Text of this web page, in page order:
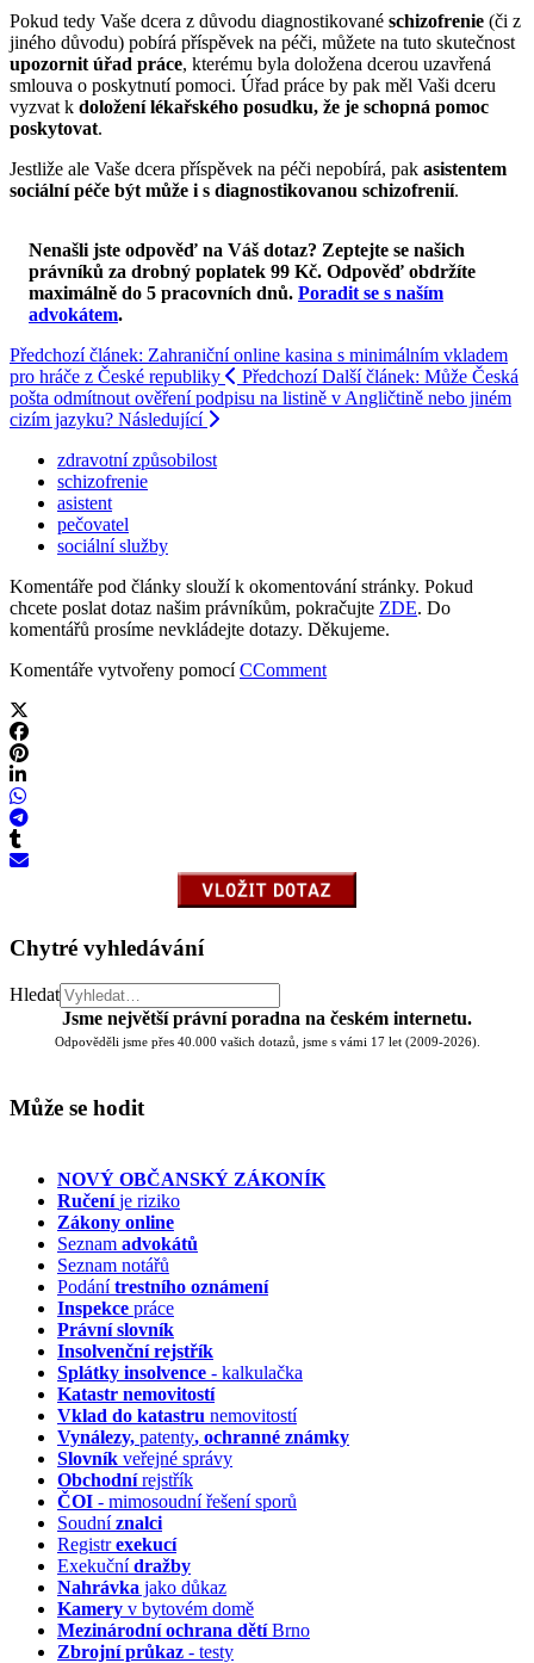
Pokud tedy Vaše dcera z důvodu diagnostikované schizofrenie (či z
jiného důvodu) pobírá příspěvek na péči, můžete na tuto skutečnost
upozornit úřad práce, kterému byla doložena dcerou uzavřená
smlouva o poskytnutí pomoci. Úřad práce by pak měl Vaši dceru
vyzvat k doložení lékařského posudku, že je schopná pomoc
poskytovat.
Jestliže ale Vaše dcera příspěvek na péči nepobírá, pak asistentem
sociální péče být může i s diagnostikovanou schizofrenií.
Nenašli jste odpověď na Váš dotaz? Zeptejte se našich
právníků za drobný poplatek 99 Kč. Odpověď obdržíte
maximálně do 5 pracovních dnů. Poradit se s naším
advokátem.
Předchozí článek: Zahraniční online kasina s minimálním vkladem
pro hráče z České republiky
Předchozí Další článek: Může Česká
pošta odmítnout ověření podpisu na listině v Angličtině nebo jiném
cizím jazyku? Následující
zdravotní způsobilost
schizofrenie
asistent
pečovatel
sociální služby
Komentáře pod články slouží k okomentování stránky. Pokud
chcete poslat dotaz našim právníkům, pokračujte ZDE. Do
komentářů prosíme nevkládejte dotazy. Děkujeme.
Komentáře vytvořeny pomocíCComment
Chytré vyhledávání
Hledat
Jsme největší právní poradna na českém internetu.
Odpověděli jsme přes 40.000 vašich dotazů, jsme s vámi 17 let (2009-2026).
Může se hodit
NOVÝ OBČANSKÝ ZÁKONÍK
Ručeníje riziko
Zákony online
Seznam advokátů
Seznam notářů
Podánítrestního oznámení
Inspekce práce
Právní slovník
Insolvenčnírejstřík
Splátky insolvence - kalkulačka
Katastr nemovitostí
Vklad do katastru nemovitostí
Vynálezy, patenty, ochranné známky
Slovník veřejné správy
Obchodnírejstřík
ČOI - mimosoudní řešení sporů
Soudníznalci
Registrexekucí
Exekučnídražby
Nahrávka jako důkaz
Kamery v bytovém domě
Mezinárodní ochrana dětíBrno
Zbrojní průkaz - testy